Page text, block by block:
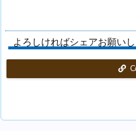
よろしければシェアお願い